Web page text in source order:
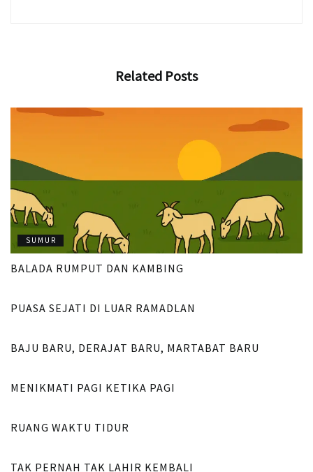
Related Posts
SUMUR
BALADA RUMPUT DAN KAMBING
PUASA SEJATI DI LUAR RAMADLAN
BAJU BARU, DERAJAT BARU, MARTABAT BARU
MENIKMATI PAGI KETIKA PAGI
RUANG WAKTU TIDUR
TAK PERNAH TAK LAHIR KEMBALI